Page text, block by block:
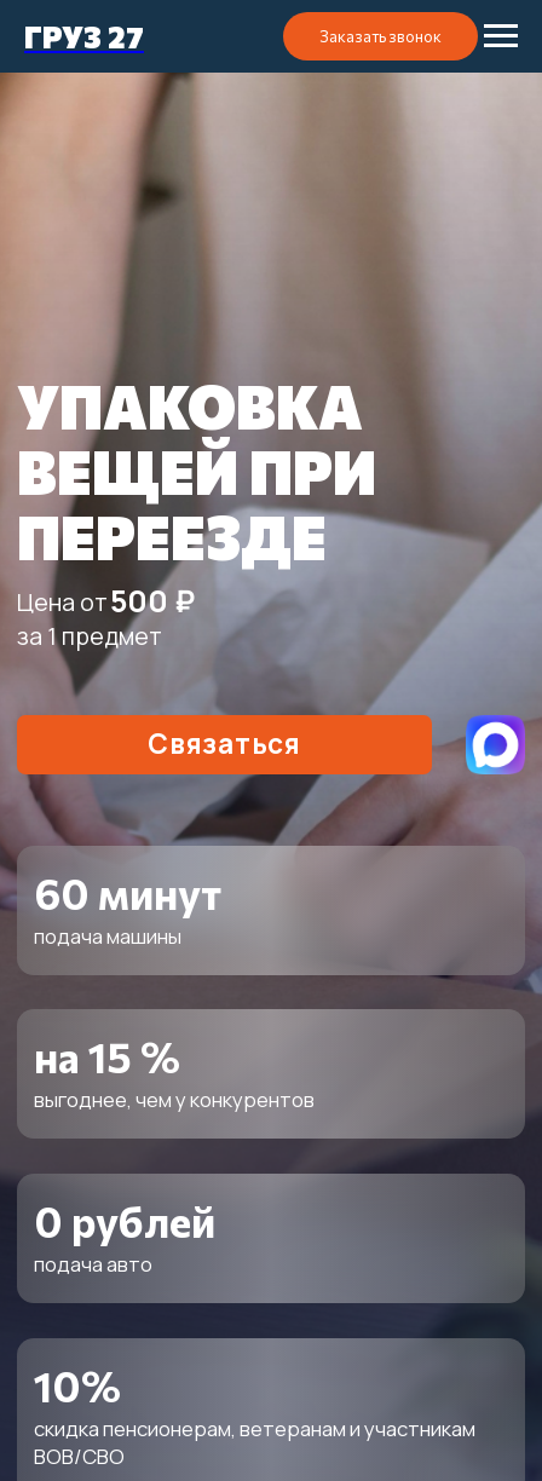
ГРУЗ 27 Заказать звонок
УПАКОВКА
ВЕЩЕЙ ПРИ
ПЕРЕЕЗДЕ
Цена от
за 1 предмет
500 ₽
Связаться
подача машины
подача авто
60 минут
выгоднее, чем у конкурентов
0 рублей